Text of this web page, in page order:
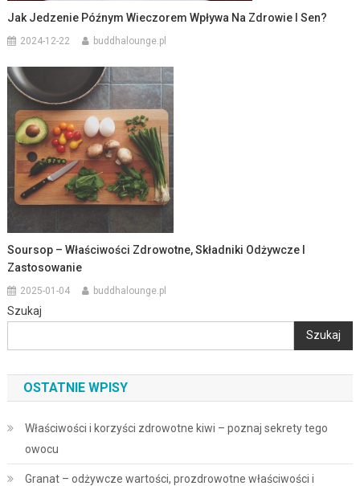
Jak Jedzenie Późnym Wieczorem Wpływa Na Zdrowie I Sen?
2024-12-22 buddhalounge.pl
Soursop – Właściwości Zdrowotne, Składniki Odżywcze I
Zastosowanie
2025-01-04 buddhalounge.pl
Szukaj
Szukaj
OSTATNIE WPISY
Właściwości i korzyści zdrowotne kiwi – poznaj sekrety tego
owocu
Granat – odżywcze wartości, prozdrowotne właściwości i